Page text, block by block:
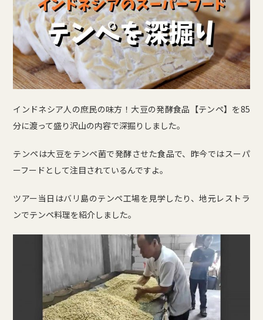
インドネシア人の庶民の味方！大豆の発酵食品【テンペ】を85
分に渡って盛り沢山の内容で深掘りしました。
テンペは大豆をテンペ菌で発酵させた食品で、昨今ではスーパ
ーフードとして注目されているんですよ。
ツアー当日はバリ島のテンペ工場を見学したり、地元レストラ
ンでテンペ料理を紹介しました。